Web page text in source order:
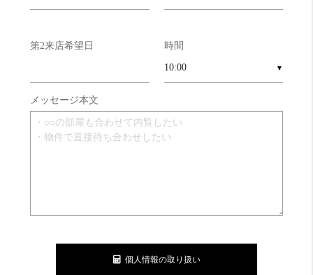
第2来店希望日 時間
▼
メッセージ本文
個人情報の取り扱い